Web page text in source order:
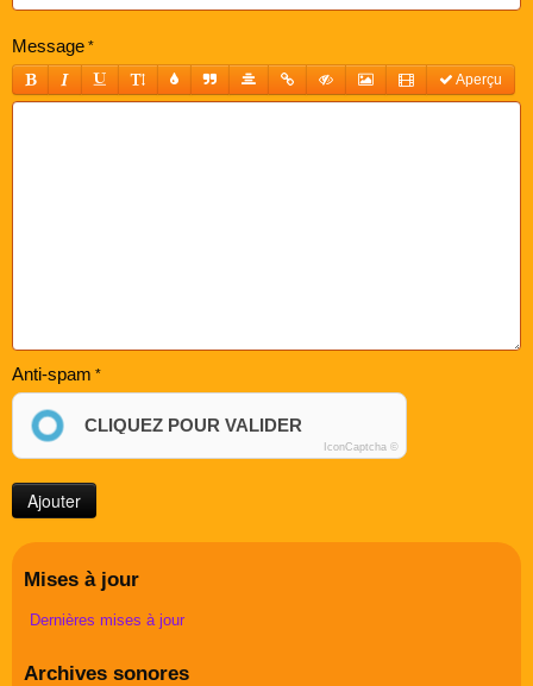
Message
Aperçu
Anti-spam
CLIQUEZ POUR VALIDER
IconCaptcha ©
Mises à jour
Dernières mises à jour
Archives sonores